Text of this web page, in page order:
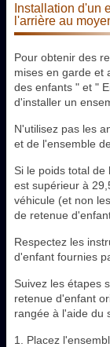
Installation d'un
l'arrière au
Pour obtenir des
mises en garde et
des enfants " et "
d'installer un
N'utilisez pas les
et de l'ensemble
Si le poids total
est supérieur à
véhicule (et non
de retenue
Respectez les
d'enfant fournies
Suivez les étapes
retenue d'enfant
rangée à l'aide du
1. Placez